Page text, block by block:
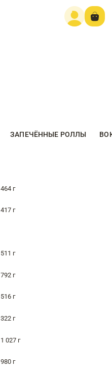
ЗАПЕЧЁННЫЕ РОЛЛЫ
464 г
417 г
511 г
792 г
516 г
322 г
1 027 г
980 г